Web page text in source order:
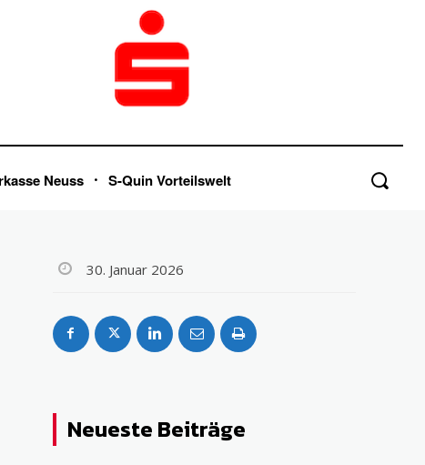
Neuss S-Quin Vorteilswelt
30. Januar 2026
Neueste Beiträge